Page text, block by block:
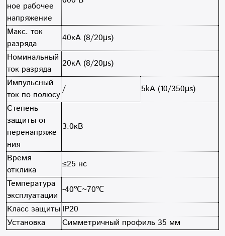
ное рабочее
напряжение
Макс. ток
разряда
40кA (8/20μs)
Номинальный
ток разряда
20кA (8/20μs)
Импульсный
ток по полюсу
/
5kA (10/350μs)
Степень
защиты от
перенапряже
ния
3.0кВ
Время
отклика
≤25 нс
Температура
эксплуатации
-40℃~70℃
Класс защиты IP20
Установка
Симметричный профиль 35 мм